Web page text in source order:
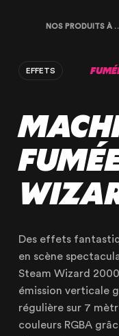
NOS PRODUITS
EFFETS
Des effets
en scène
Steam Wizard
émission verticale
régulière sur 7
couleurs RGBA